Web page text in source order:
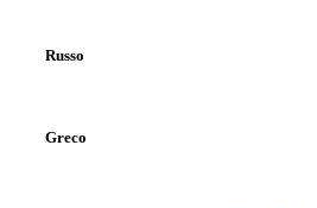
Russo
Greco